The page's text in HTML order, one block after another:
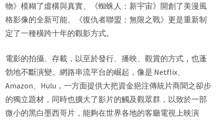
物》模糊了虛構與真實、《蜘蛛人：新宇宙》開創了美漫風
格影像的全新可能、《復仇者聯盟：無限之戰》更是重新制
定了一種橫跨十年的觀影方式。
電影的拍攝、存載，以至於發行、播映、觀賞的方式，也蓬
勃地不斷演變。網路串流平台的崛起，像是 Netflix、
Amazon、Hulu，一方面提供大把資金挹注傳統片商聞之卻步
的獨立題材，同時也擴大了影片的觸及觀眾群，以致於一部
微小的黑白墨西哥片，能夠在世界各地的客廳電視上映演